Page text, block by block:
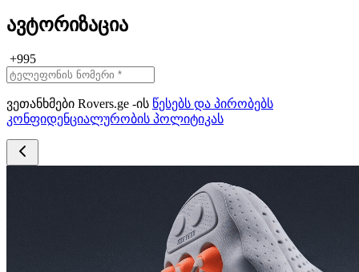
ავტორიზაცია
+995
ვეთანხმები Rovers.ge -ის წესებს და პირობებს
კონფიდენციალურობის პოლიტიკას